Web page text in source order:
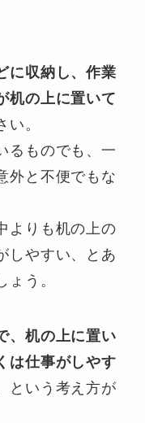
に収納し、作業
机の上に置いて
い。
るものでも、一
外と不便でもな
よりも机の上の
しやすい、とあ
う。
、机の上に置い
は仕事がしやす
という考え方が